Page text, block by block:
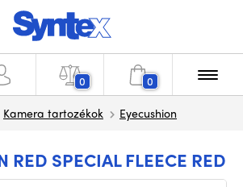
0 0
Kamera tartozékok Eyecushion
RED SPECIAL FLEECE RED